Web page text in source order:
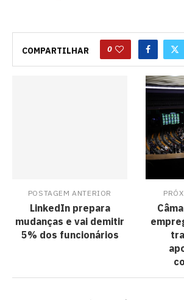
COMPARTILHAR 0
POSTAGEM ANTERIOR
LinkedIn prepara
mudanças e vai demitir
5% dos funcionários